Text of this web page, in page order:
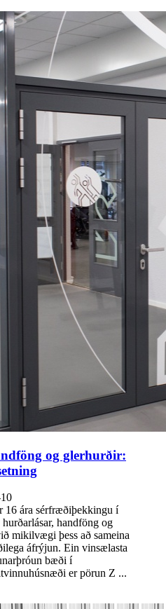
og glerhurðir:
16 ára sérfræðiþekkingu í
handföng og
mikilvægi þess að sameina
áfrýjun. Ein vinsælasta
bæði í
er pörun Z ...